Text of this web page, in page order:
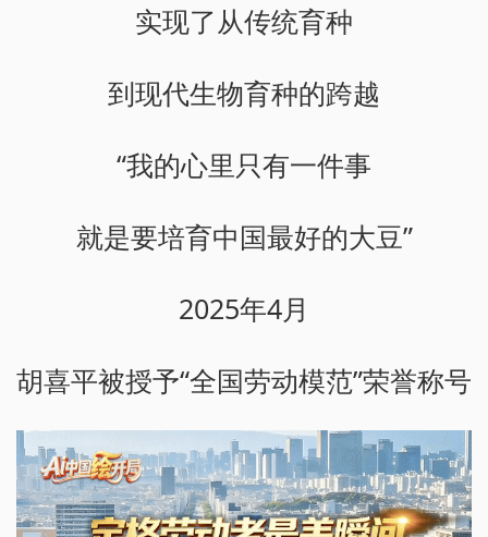
实现了从传统育种
到现代生物育种的跨越
“我的心里只有一件事
就是要培育中国最好的大豆”
2025年4月
胡喜平被授予“全国劳动模范”荣誉称号